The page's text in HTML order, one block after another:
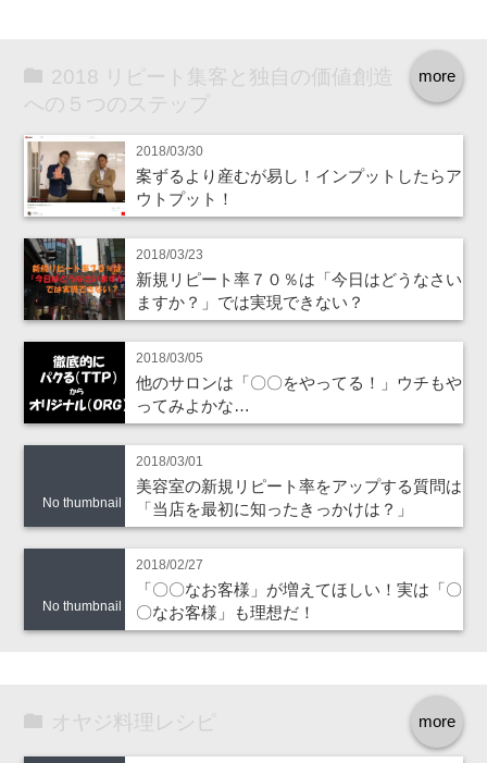
more
2018 リピート集客と独自の価値創造
への５つのステップ
2018/03/30
案ずるより産むが易し！インプットしたらア
ウトプット！
2018/03/23
新規リピート率７０％は「今日はどうなさい
ますか？」では実現できない？
2018/03/05
他のサロンは「〇〇をやってる！」ウチもや
ってみよかな…
No thumbnail
2018/03/01
美容室の新規リピート率をアップする質問は
「当店を最初に知ったきっかけは？」
No thumbnail
2018/02/27
「〇〇なお客様」が増えてほしい！実は「〇
〇なお客様」も理想だ！
more
オヤジ料理レシピ